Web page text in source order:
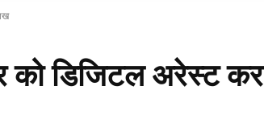
को डिजिटल अरेस्ट कर